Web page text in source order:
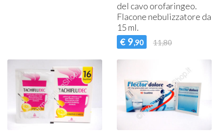
del cavo orofaringeo.
Flacone nebulizzatore da
15 ml.
€ 9,90 11,80